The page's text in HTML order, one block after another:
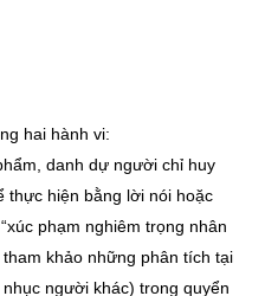
hai hành vi:
danh dự người chỉ huy
thực hiện bằng lời nói hoặc
phạm nghiêm trọng nhân
khảo những phân tích tại
người khác) trong quyển